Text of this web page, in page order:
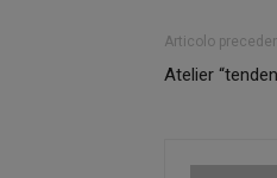
Articolo
Atelier